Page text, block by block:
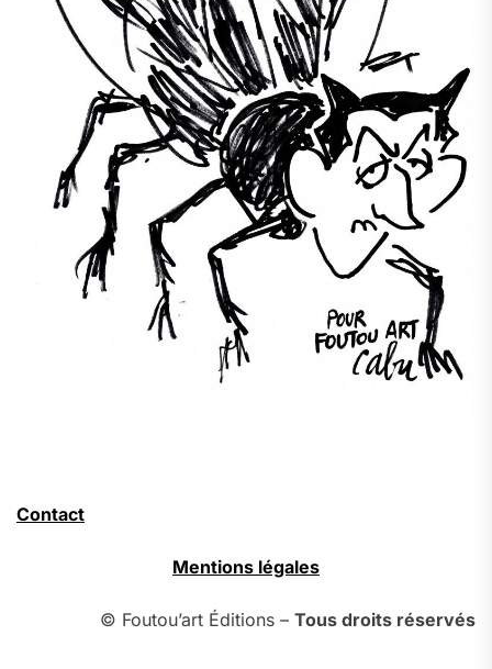
Contact
Mentions légales
© Foutou’art Éditions – Tous droits réservés